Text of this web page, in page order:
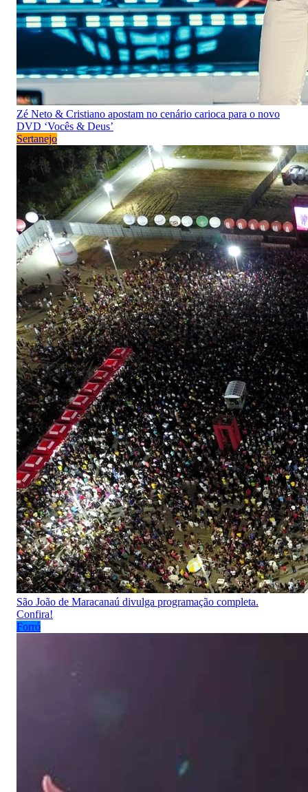
Zé Neto & Cristiano apostam no cenário carioca para o novo
DVD ‘Vocês & Deus’
Sertanejo
São João de Maracanaú divulga programação completa.
Confira!
Forró